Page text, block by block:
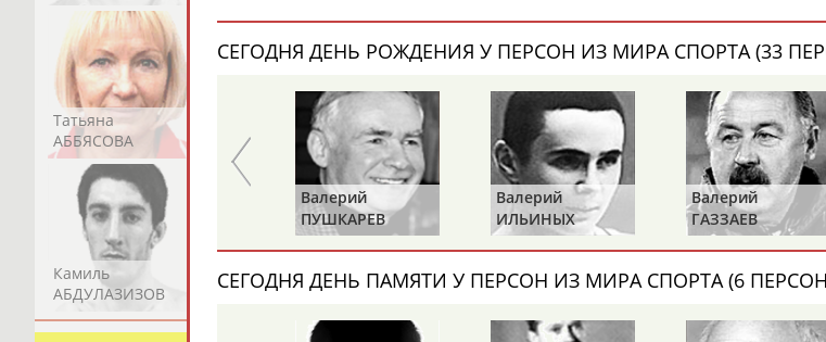
Татьяна
АББЯСОВА
АБДИКАРИМОВА
АБДРАХМАНОВ
Каримжан
АБДРАХМАНОВ
Аделя
АБДРАХМАНОВА
Камиль
АБДУЛАЗИЗОВ
Загалав
АБДУЛБЕКОВ
Камалудин
АБДУЛДАУДОВ
Абдула
АБДУЛЖАЛИЛОВ
Магомед
АБДУЛКАГИРОВ
СЕГОДНЯ ДЕНЬ РОЖДЕНИЯ У ПЕРСОН ИЗ МИРА СПОРТА (33
Харис
ЮНИЧЕВ
Валерий
ПУШКАРЕВ
Валерий
ИЛЬИНЫХ
Валерий
ГАЗЗАЕВ
СЕГОДНЯ ДЕНЬ ПАМЯТИ У ПЕРСОН ИЗ МИРА СПОРТА (6